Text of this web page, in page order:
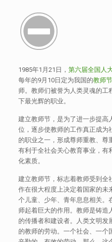
1985年1月21日， 第六届全国人
每年的9月10日定为我国的教师节
师。教师们被誉为人类灵魂的工
下最光辉的职业。
建立教师节，是为了进一步提高
位，逐步使教师的工作真正成为
的职业之一，形成尊师重教、尊
有利于全社会关心教育事业，有
化素质。
建立教师节，标志着教师受到全
作在很大程度上决定着国家的未
个儿童、少年、青年息息相关。
师起着巨大的作用。教师是铸造
的传播者和建设者。人类文明发
的教师的劳动。一个社会、一个